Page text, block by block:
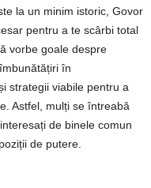
la un minim istoric, Govor
pentru a te scârbi total
vorbe goale despre
în
strategii viabile pentru a
Astfel, mulți se întreabă
de binele comun
de putere.